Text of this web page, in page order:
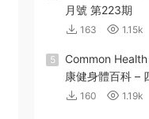
月號 第223期
163 1.15k
5
Common
康健身體百科 –
160 1.19k